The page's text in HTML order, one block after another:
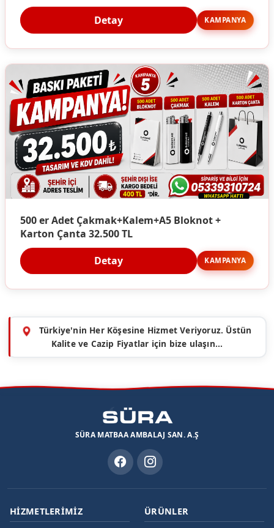
Detay KAMPANYA
500 er Adet Çakmak+Kalem+A5 Bloknot +
Karton Çanta 32.500 TL
Detay KAMPANYA
Türkiye'nin Her Köşesine Hizmet Veriyoruz. Üstün
Kalite ve Cazip Fiyatlar için bize ulaşın...
SÜRA MATBAA AMBALAJ SAN. A.Ş
HIZMETLERIMIZ ÜRÜNLER